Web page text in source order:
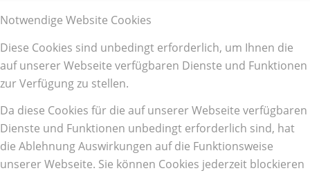
Notwendige Website Cookies
Diese Cookies sind unbedingt erforderlich, um Ihnen die
auf unserer Webseite verfügbaren Dienste und Funktionen
zur Verfügung zu stellen.
Da diese Cookies für die auf unserer Webseite verfügbaren
Dienste und Funktionen unbedingt erforderlich sind, hat
die Ablehnung Auswirkungen auf die Funktionsweise
unserer Webseite. Sie können Cookies jederzeit blockieren